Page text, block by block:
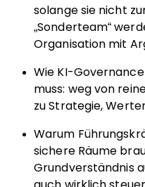
solange sie nicht
„Sonderteam“
Organisation mit
Wie KI-
muss: weg von
zu Strategie,
Warum
sichere Räume
Grundverständnis
auch wirklich